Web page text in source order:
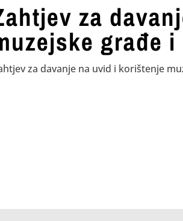
za
građe
za davanje na uvid i korištenje